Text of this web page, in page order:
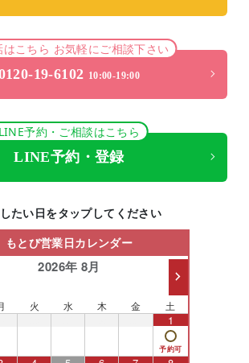
はこちら お気軽にご相談下さい
19-6102 10:00-19:00
LINE予約・ご相談はこちら
LINE予約・登録
たい日をタップしてください
もとび営業日カレンダー
2026年 8月
火 水 木 金 土
1